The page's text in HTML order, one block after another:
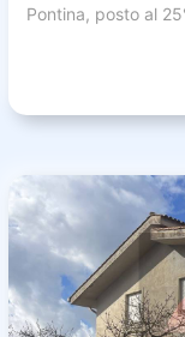
Pontina, posto al